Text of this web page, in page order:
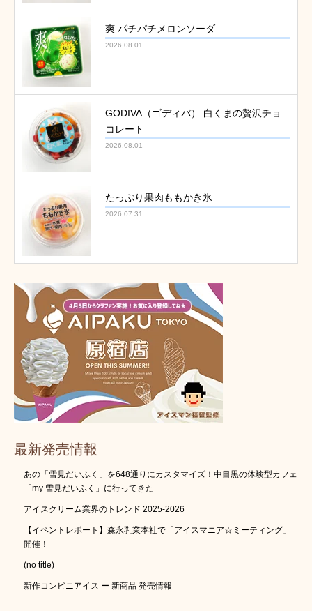
爽 パチパチメロンソーダ
2026.08.01
GODIVA（ゴディバ） 白くまの贅沢チョ
コレート
2026.08.01
たっぷり果肉ももかき氷
2026.07.31
最新発売情報
あの「雪見だいふく」を648通りにカスタマイズ！中目黒の体験型カフェ
「my 雪見だいふく」に行ってきた
アイスクリーム業界のトレンド 2025-2026
【イベントレポート】森永乳業本社で「アイスマニア☆ミーティング」
開催！
(no title)
新作コンビニアイス ー 新商品 発売情報